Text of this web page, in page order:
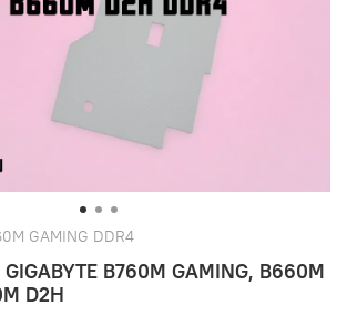
GAMING DDR4
B760M GAMING, B660M
D2H